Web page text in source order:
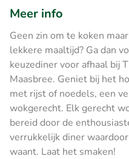
Meer info
Geen zin om te koken
lekkere maaltijd? Ga dan
keuzediner voor afhaal bij
Maasbree. Geniet bij het
met rijst of noedels, een
wokgerecht. Elk gerecht
bereid door de
verrukkelijk diner
waant. Laat het smaken!